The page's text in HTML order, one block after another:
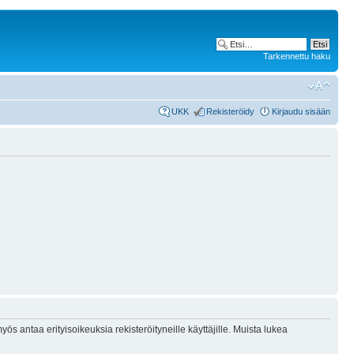
Tarkennettu haku
UKK Rekisteröidy Kirjaudu sisään
antaa erityisoikeuksia rekisteröityneille käyttäjille. Muista lukea